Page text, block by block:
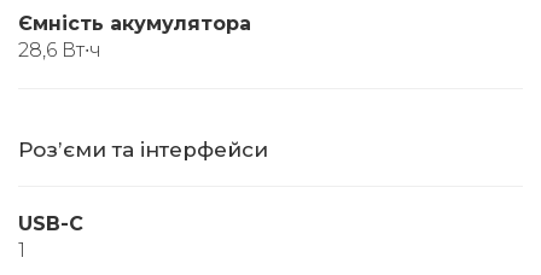
Ємність акумулятора
28,6 Вт∙ч
Розʼєми та інтерфейси
USB-C
1